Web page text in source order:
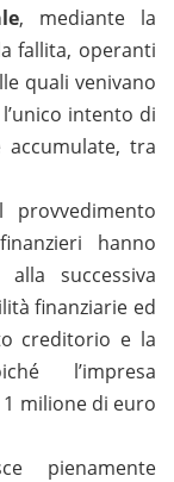
, mediante la
fallita, operanti
quali venivano
intento di
tra
hanno
successiva
finanziarie ed
creditorio e la
l’impresa
milione di euro
pienamente